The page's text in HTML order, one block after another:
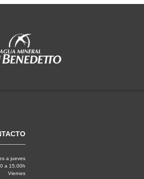
a jueves
a 15.00h
Viernes